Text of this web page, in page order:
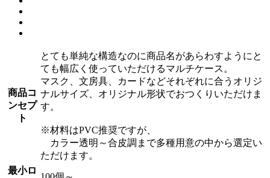
商品コ
ンセプ
ト
とても単純な構造なのに商品名があらわすようにと
ても幅広く使っていただけるマルチケース。
マスク、文房具、カードなどそれぞれに合うオリジ
ナルサイズ、オリジナル形状でおつくりいただけま
す。
※材料はPVC推奨ですが、
カラー透明～合皮調まで多種用意の中から選定い
ただけます。
最小ロ